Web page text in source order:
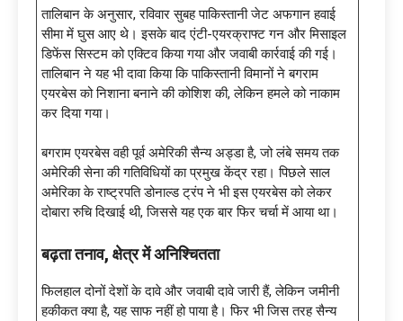
तालिबान के अनुसार, रविवार सुबह पाकिस्तानी जेट अफगान हवाई
सीमा में घुस आए थे। इसके बाद एंटी-एयरक्राफ्ट गन और मिसाइल
डिफेंस सिस्टम को एक्टिव किया गया और जवाबी कार्रवाई की गई।
तालिबान ने यह भी दावा किया कि पाकिस्तानी विमानों ने बगराम
एयरबेस को निशाना बनाने की कोशिश की, लेकिन हमले को नाकाम
कर दिया गया।
बगराम एयरबेस वही पूर्व अमेरिकी सैन्य अड्डा है, जो लंबे समय तक
अमेरिकी सेना की गतिविधियों का प्रमुख केंद्र रहा। पिछले साल
अमेरिका के राष्ट्रपति डोनाल्ड ट्रंप ने भी इस एयरबेस को लेकर
दोबारा रुचि दिखाई थी, जिससे यह एक बार फिर चर्चा में आया था।
बढ़ता तनाव, क्षेत्र में अनिश्चितता
फिलहाल दोनों देशों के दावे और जवाबी दावे जारी हैं, लेकिन जमीनी
हकीकत क्या है, यह साफ नहीं हो पाया है। फिर भी जिस तरह सैन्य